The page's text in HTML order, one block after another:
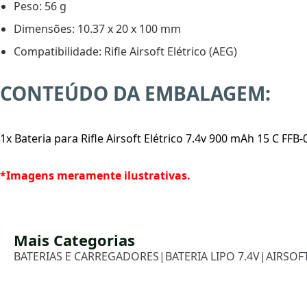
Peso: 56 g
Dimensões: 10.37 x 20 x 100 mm
Compatibilidade: Rifle Airsoft Elétrico (AEG)
CONTEÚDO DA EMBALAGEM:
1x Bateria para Rifle Airsoft Elétrico 7.4v 900 mAh 15 C FFB-
*Imagens meramente ilustrativas.
Mais Categorias
BATERIAS E CARREGADORES| BATERIA LIPO 7.4V|